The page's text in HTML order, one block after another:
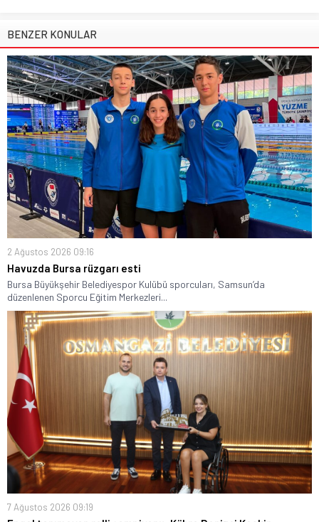
BENZER KONULAR
2 Ağustos 2026 09:16
Havuzda Bursa rüzgarı esti
Bursa Büyükşehir Belediyespor Kulübü sporcuları, Samsun’da
düzenlenen Sporcu Eğitim Merkezleri...
7 Ağustos 2026 09:19